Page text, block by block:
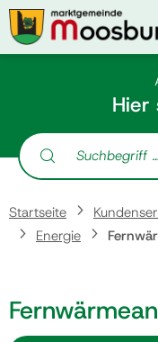
Kontakt
Suche nach:
Startseite
Kundenservice
Hier
Suche nach:
Startseite
Energie